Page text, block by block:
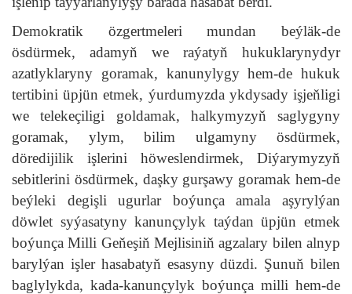
Demokratik özgertmeleri mundan beýläk-de
ösdürmek, adamyň we raýatyň hukuklarynydyr
azatlyklaryny goramak, kanunylygy hem-de hukuk
tertibini üpjün etmek, ýurdumyzda ykdysady işjeňligi
we telekeçiligi goldamak, halkymyzyň saglygyny
goramak, ylym, bilim ulgamyny ösdürmek,
döredijilik işlerini höweslendirmek, Diýarymyzyň
sebitlerini ösdürmek, daşky gurşawy goramak hem-de
beýleki degişli ugurlar boýunça amala aşyrylýan
döwlet syýasatyny kanunçylyk taýdan üpjün etmek
boýunça Milli Geňeşiň Mejlisiniň agzalary bilen alnyp
barylýan işler hasabatyň esasyny düzdi. Şunuň bilen
baglylykda, kada-kanunçylyk boýunça milli hem-de